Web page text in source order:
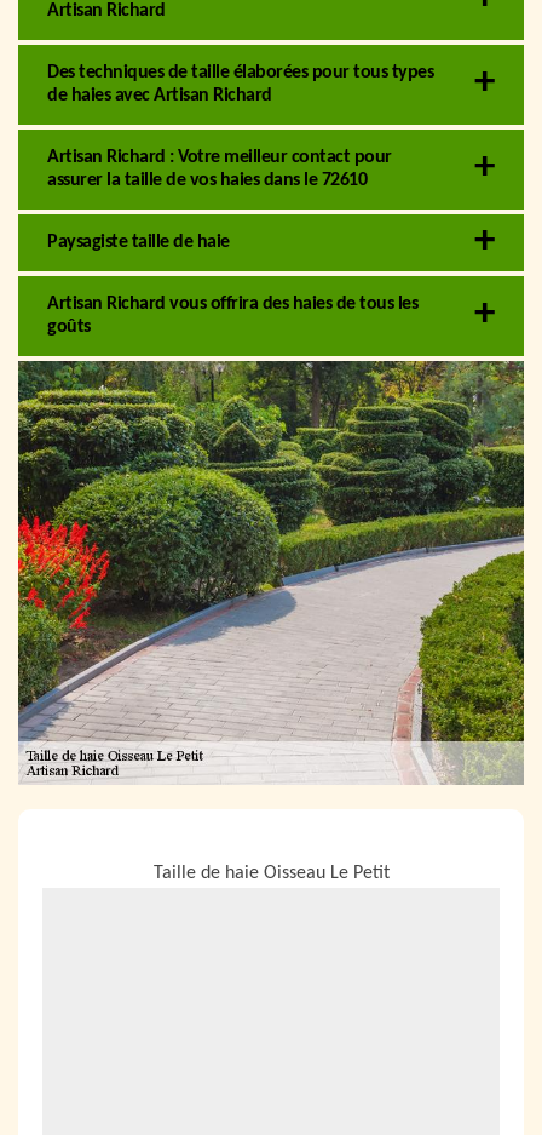
Artisan Richard
Des techniques de taille élaborées pour tous types
de haies avec Artisan Richard
Artisan Richard : Votre meilleur contact pour
assurer la taille de vos haies dans le 72610
Paysagiste taille de haie
Artisan Richard vous offrira des haies de tous les
goûts
Taille de haie Oisseau Le Petit